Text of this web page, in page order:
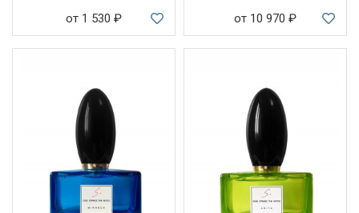
от 1 530 ₽ от 10 970 ₽